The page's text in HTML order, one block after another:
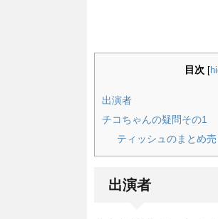
目次 [
出演者
チコちゃんの疑問その1
ティッシュのまとめ
出演者